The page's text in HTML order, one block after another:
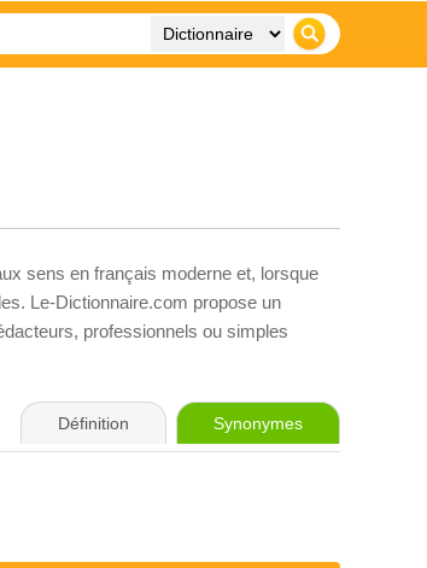
sens en français moderne et, lorsque
Le-Dictionnaire.com propose un
professionnels ou simples
Définition Synonymes